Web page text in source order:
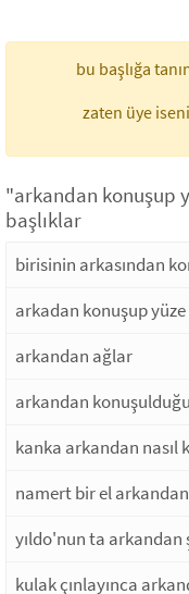
bu başlığa
zaten üye
"arkandan konuşup
başlıklar
birisinin arkasından
arkadan konuşup
arkandan ağlar
arkandan
kanka arkandan nasıl
namert bir el
yıldo'nun ta arkandan
kulak çınlayınca